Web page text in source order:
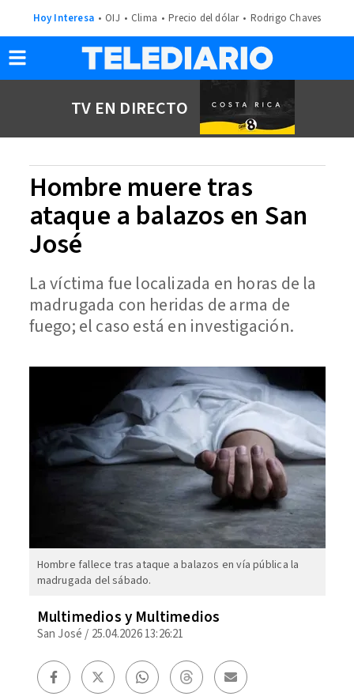
Hoy Interesa OIJ Clima Precio del dólar Rodrigo Chaves
TV EN DIRECTO
Hombre muere tras
ataque a balazos en San
José
La víctima fue localizada en horas de la
madrugada con heridas de arma de
fuego; el caso está en investigación.
Hombre fallece tras ataque a balazos en vía pública la
madrugada del sábado.
Multimedios y Multimedios
San José / 25.04.2026 13:26:21